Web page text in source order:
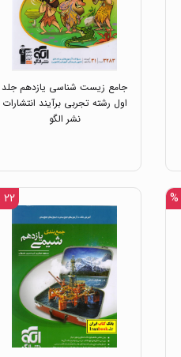
جامع زیست شناسی یازدهم جلد
اول رشته تجربی برآیند انتشارات
نشر الگو
۲۲ %